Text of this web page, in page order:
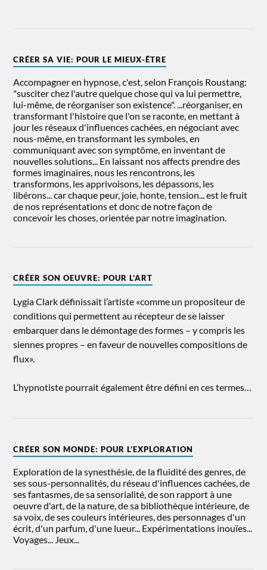
CRÉER SA VIE: POUR LE MIEUX-ÊTRE
Accompagner en hypnose, c'est, selon François Roustang:
"susciter chez l'autre quelque chose qui va lui permettre,
lui-même, de réorganiser son existence". ...réorganiser, en
transformant l'histoire que l'on se raconte, en mettant à
jour les réseaux d'influences cachées, en négociant avec
nous-même, en transformant les symboles, en
communiquant avec son symptôme, en inventant de
nouvelles solutions... En laissant nos affects prendre des
formes imaginaires, nous les rencontrons, les
transformons, les apprivoisons, les dépassons, les
libérons... car chaque peur, joie, honte, tension... est le fruit
de nos représentations et donc de notre façon de
concevoir les choses, orientée par notre imagination.
CRÉER SON OEUVRE: POUR L’ART
Lygia Clark définissait l’artiste «comme un propositeur de
conditions qui permettent au récepteur de se laisser
embarquer dans le démontage des formes – y compris les
siennes propres – en faveur de nouvelles compositions de
flux».
L’hypnotiste pourrait également être défini en ces termes…
CRÉER SON MONDE: POUR L’EXPLORATION
Exploration de la synesthésie, de la fluidité des genres, de
ses sous-personnalités, du réseau d'influences cachées, de
ses fantasmes, de sa sensorialité, de son rapport à une
oeuvre d'art, de la nature, de sa bibliothèque intérieure, de
sa voix, de ses couleurs intérieures, des personnages d'un
écrit, d'un parfum, d'une lueur... Expérimentations inouïes...
Voyages... Jeux...